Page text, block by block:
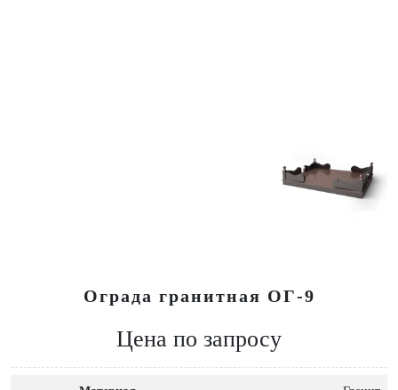
Ограда гранитная ОГ-9
Цена по запросу